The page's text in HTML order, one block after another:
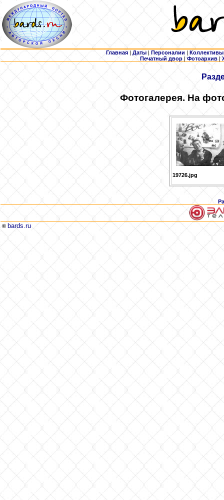
Главная | Даты | Персоналии | Коллективы
Печатный двор |Фотоархив |
Фотогалерея. На
19726.jpg
© bards.ru